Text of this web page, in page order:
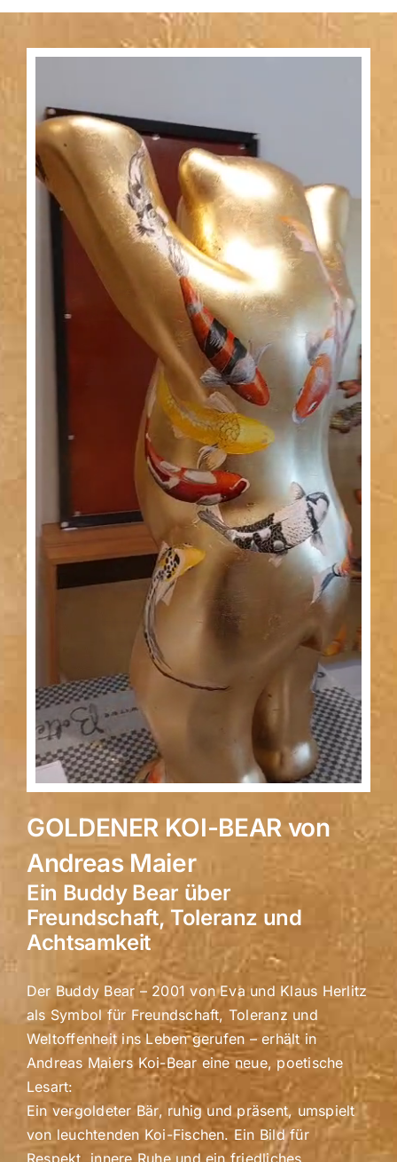
GOLDENER KOI-BEAR von
Andreas Maier
Ein Buddy Bear über
Freundschaft, Toleranz und
Achtsamkeit
Der Buddy Bear – 2001 von Eva und Klaus Herlitz
als Symbol für Freundschaft, Toleranz und
Weltoffenheit ins Leben gerufen – erhält in
Andreas Maiers Koi-Bear eine neue, poetische
Lesart:
Ein vergoldeter Bär, ruhig und präsent, umspielt
von leuchtenden Koi-Fischen. Ein Bild für
Respekt, innere Ruhe und ein friedliches